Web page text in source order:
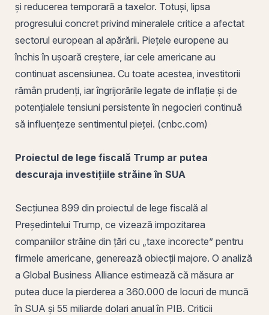
și reducerea temporară a taxelor. Totuși, lipsa
progresului concret privind mineralele critice a afectat
sectorul european al apărării. Piețele europene au
închis în ușoară creștere, iar cele americane au
continuat ascensiunea. Cu toate acestea, investitorii
rămân prudenți, iar îngrijorările legate de inflație și de
potențialele tensiuni persistente în negocieri continuă
să influențeze sentimentul pieței. (cnbc.com)
Proiectul de lege fiscală Trump ar putea
descuraja investițiile străine în SUA
Secțiunea 899 din proiectul de lege fiscală al
Președintelui Trump, ce vizează impozitarea
companiilor străine din țări cu „taxe incorecte” pentru
firmele americane, generează obiecții majore. O analiză
a Global Business Alliance estimează că măsura ar
putea duce la pierderea a 360.000 de locuri de muncă
în SUA și 55 miliarde dolari anual în PIB. Criticii